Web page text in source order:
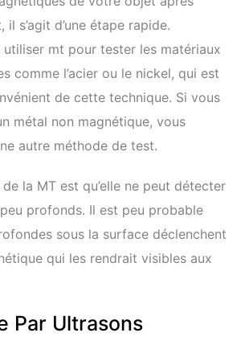
il s’agit d’une étape rapide.
utiliser mt pour tester les matériaux
comme l’acier ou le nickel, qui est
de cette technique. Si vous
métal non magnétique, vous
autre méthode de test.
la MT est qu’elle ne peut détecter
profonds. Il est peu probable
sous la surface déclenchent
qui les rendrait visibles aux
Par Ultrasons